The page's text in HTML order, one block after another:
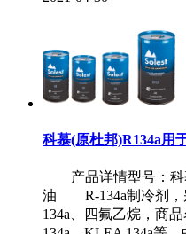
科慕(原杜邦)R134a用
产品详情型号：科
油 R-134a制冷剂，
134a、四氟乙烷，商品